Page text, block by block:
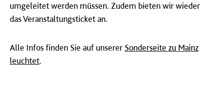
umgeleitet werden müssen. Zudem bieten wir wieder
das Veranstaltungsticket an.
Alle Infos finden Sie auf unserer Sonderseite zu Mainz
leuchtet.